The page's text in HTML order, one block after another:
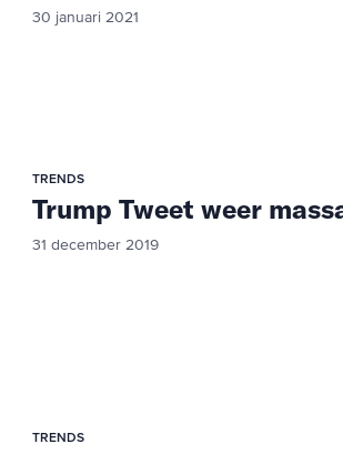
30 januari 2021
TRENDS
Trump Tweet weer
31 december 2019
TRENDS